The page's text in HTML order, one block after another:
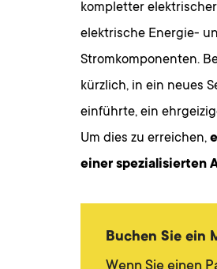
kompletter
elektrische Energie-
Stromkomponenten.
kürzlich, in ein neues
einführte, ein
Um dies zu erreichen,
einer spezialisierten
Buchen Sie ein